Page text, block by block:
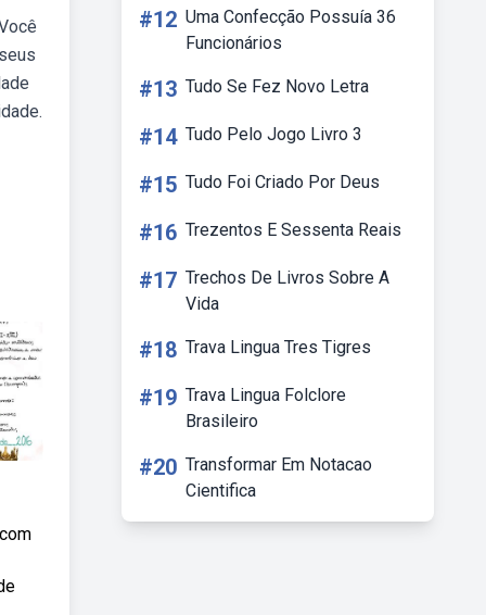
#12 Uma Confecção Possuía 36
Funcionários
#13 Tudo Se Fez Novo Letra
#14 Tudo Pelo Jogo Livro 3
#15 Tudo Foi Criado Por Deus
#16 Trezentos E Sessenta Reais
#17 Trechos De Livros Sobre A
Vida
#18 Trava Lingua Tres Tigres
#19 Trava Lingua Folclore
Brasileiro
#20 Transformar Em Notacao
Cientifica